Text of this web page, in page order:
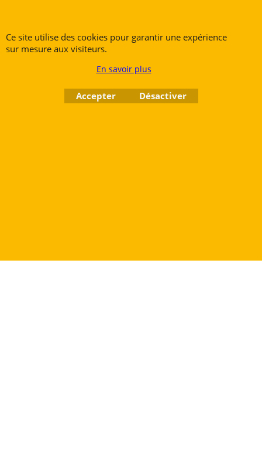
Rue des Vents SPRL
Petite Rue 56
Tél. +32 (0) 470 876 817
Ce site utilise des cookies pour garantir une expérience
sur mesure aux visiteurs.
En savoir plus
Accepter Désactiver